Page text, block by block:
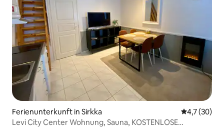
Ferienunterkunft in Sirkka
4,7 (30)
Levi City Center Wohnung, Sauna, KOSTENLOSE